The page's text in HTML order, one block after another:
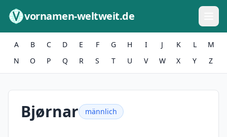
vornamen-weltweit.de
A B C D E F G H I J K L
M
N
O P Q R S T U V W X Y Z
Bjørnar männlich